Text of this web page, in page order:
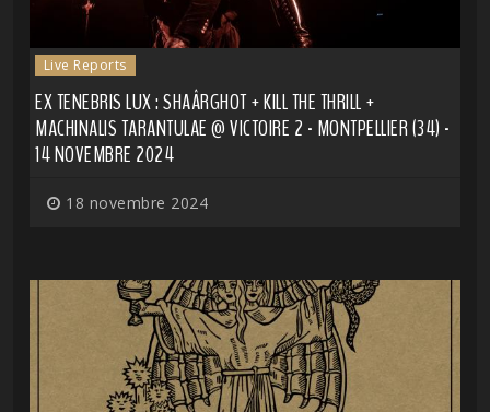
Live Reports
EX TENEBRIS LUX : SHAÂRGHOT + KILL THE THRILL +
MACHINALIS TARANTULAE @ VICTOIRE 2 - MONTPELLIER (34) -
14 NOVEMBRE 2024
18 novembre 2024